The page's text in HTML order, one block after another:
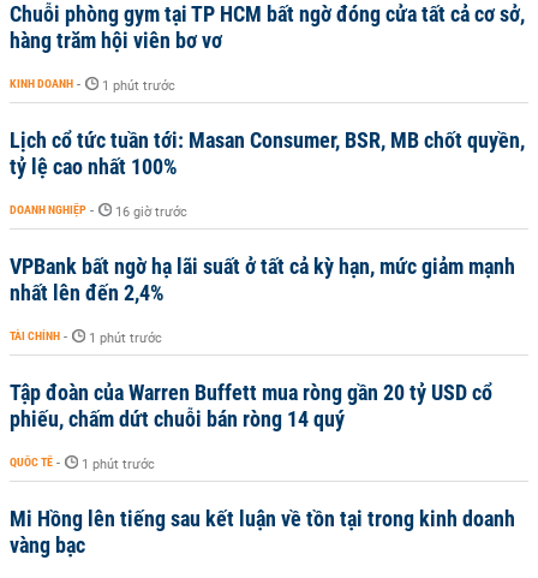
Chuỗi phòng gym tại TP HCM bất ngờ đóng cửa tất cả cơ sở,
hàng trăm hội viên bơ vơ
KINH DOANH - 1 phút trước
Lịch cổ tức tuần tới: Masan Consumer, BSR, MB chốt quyền,
tỷ lệ cao nhất 100%
DOANH NGHIỆP - 16 giờ trước
VPBank bất ngờ hạ lãi suất ở tất cả kỳ hạn, mức giảm mạnh
nhất lên đến 2,4%
TÀI CHÍNH - 1 phút trước
Tập đoàn của Warren Buffett mua ròng gần 20 tỷ USD cổ
phiếu, chấm dứt chuỗi bán ròng 14 quý
QUỐC TẾ - 1 phút trước
Mi Hồng lên tiếng sau kết luận về tồn tại trong kinh doanh
vàng bạc